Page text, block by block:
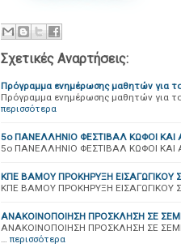
Σχετικές Αναρτήσεις:
Πρόγραμμα ενημέρωσης μαθητών για
Πρόγραμμα ενημέρωσης μαθητών για
περισσότερα
5ο ΠΑΝΕΛΛΗΝΙΟ ΦΕΣΤΙΒΑΛ ΚΩΦΟΙ ΚΑΙ
5ο ΠΑΝΕΛΛΗΝΙΟ ΦΕΣΤΙΒΑΛ ΚΩΦΟΙ ΚΑΙ
ΚΠΕ ΒΑΜΟΥ ΠΡΟΚΗΡΥΞΗ ΕΙΣΑΓΩΓΙΚΟΥ
ΚΠΕ ΒΑΜΟΥ ΠΡΟΚΗΡΥΞΗ ΕΙΣΑΓΩΓΙΚΟΥ
ΑΝΑΚΟΙΝΟΠΟΙΗΣΗ ΠΡΟΣΚΛΗΣΗ ΣΕ
ΑΝΑΚΟΙΝΟΠΟΙΗΣΗ ΠΡΟΣΚΛΗΣΗ ΣΕ
… περισσότερα